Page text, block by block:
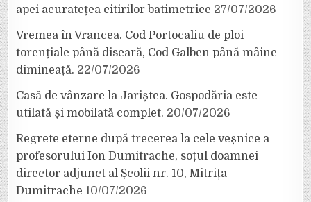
apei acuratețea citirilor batimetrice 27/07/2026
Vremea în Vrancea. Cod Portocaliu de ploi
torențiale până diseară, Cod Galben până mâine
dimineață. 22/07/2026
Casă de vânzare la Jariștea. Gospodăria este
utilată și mobilată complet. 20/07/2026
Regrete eterne după trecerea la cele veșnice a
profesorului Ion Dumitrache, soțul doamnei
director adjunct al Școlii nr. 10, Mitrița
Dumitrache 10/07/2026